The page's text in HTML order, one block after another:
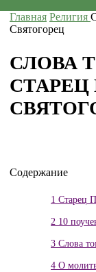
Главная Религия
Святогорец
СЛОВА
Содержание
1 Старец
2 10
3 Слова
4 О